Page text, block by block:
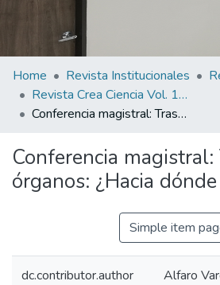
Home Revista Institucionales
Revista Crea Ciencia Vol. 15 N° 2
Conferencia magistral: Trasplante de órganos: ¿Hacia dónde vamos?
Conferencia
órganos: ¿Hacia
Simple item
dc.contributor.author Alfaro